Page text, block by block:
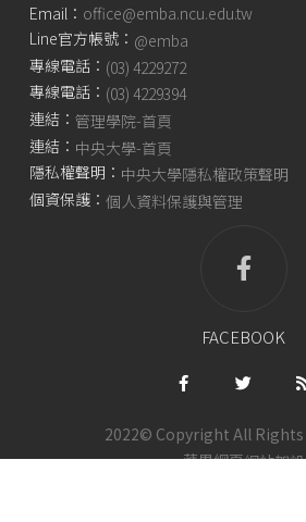
2022© Copyright All Rights
蘋果網頁網站架設
Email： office@emba.ncu.edu.tw
Line官方帳號： @emba
專線電話： (03) 4229272
專線電話： (03) 4229394
連結： 管理學院-首頁
連結： 中央大學-首頁
隱私權聲明： 中央大學隱私權政策聲明
個資保護： 個人資料保護與管理
FACEBOOK